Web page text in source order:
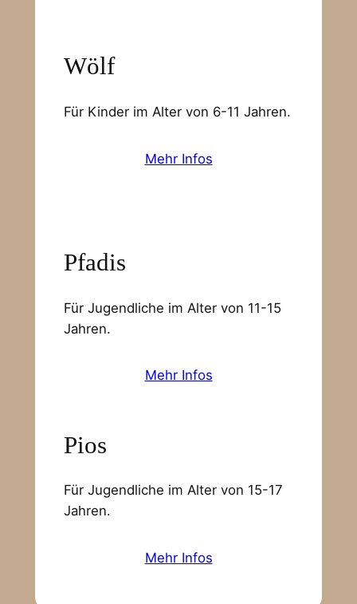
Wölf
Für Kinder im Alter von 6-11 Jahren.
Mehr Infos
Pfadis
Für Jugendliche im Alter von 11-15
Jahren.
Mehr Infos
Pios
Für Jugendliche im Alter von 15-17
Jahren.
Mehr Infos